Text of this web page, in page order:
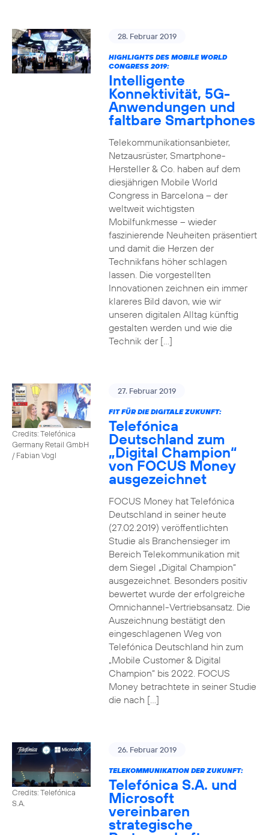
28. Februar 2019
HIGHLIGHTS DES MOBILE WORLD
CONGRESS 2019:
Intelligente
Konnektivität, 5G-
Anwendungen und
faltbare Smartphones
Telekommunikationsanbieter,
Netzausrüster, Smartphone-
Hersteller & Co. haben auf dem
diesjährigen Mobile World
Congress in Barcelona – der
weltweit wichtigsten
Mobilfunkmesse – wieder
faszinierende Neuheiten präsentiert
und damit die Herzen der
Technikfans höher schlagen
lassen. Die vorgestellten
Innovationen zeichnen ein immer
klareres Bild davon, wie wir
unseren digitalen Alltag künftig
gestalten werden und wie die
Technik der […]
Credits: Telefónica
Germany Retail GmbH
/ Fabian Vogl
27. Februar 2019
FIT FÜR DIE DIGITALE ZUKUNFT:
Telefónica
Deutschland zum
„Digital Champion“
von FOCUS Money
ausgezeichnet
FOCUS Money hat Telefónica
Deutschland in seiner heute
(27.02.2019) veröffentlichten
Studie als Branchensieger im
Bereich Telekommunikation mit
dem Siegel „Digital Champion“
ausgezeichnet. Besonders positiv
bewertet wurde der erfolgreiche
Omnichannel-Vertriebsansatz. Die
Auszeichnung bestätigt den
eingeschlagenen Weg von
Telefónica Deutschland hin zum
„Mobile Customer & Digital
Champion“ bis 2022. FOCUS
Money betrachtete in seiner Studie
die nach […]
Credits: Telefónica
S.A.
26. Februar 2019
TELEKOMMUNIKATION DER ZUKUNFT:
Telefónica S.A. und
Microsoft
vereinbaren
strategische